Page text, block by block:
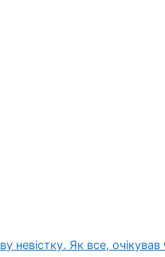
невістку. Як все,